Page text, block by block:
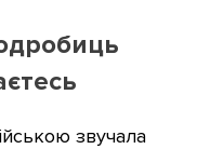
звучала